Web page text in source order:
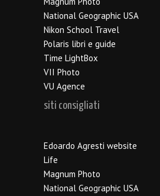
National Geographic USA
Nikon School Travel
Polaris libri e guide
Time LightBox
VII Photo
VU Agence
siti consigliati
Edoardo Agresti website
Life
Magnum Photo
National Geographic USA